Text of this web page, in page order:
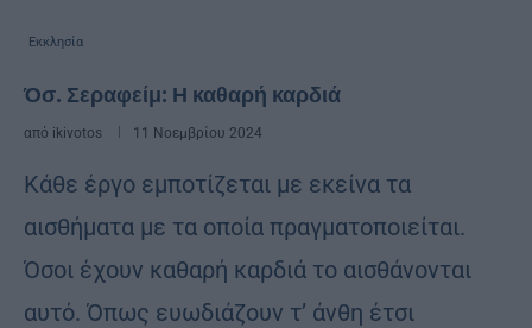
Εκκλησία
Όσ. Σεραφείμ: Η καθαρή καρδιά
από ikivotos 11 Νοεμβρίου 2024
Κάθε έργο εμποτίζεται με εκείνα τα
αισθήματα με τα οποία πραγματοποιείται.
Όσοι έχουν καθαρή καρδιά το αισθάνονται
αυτό. Όπως ευωδιάζουν τ’ άνθη έτσι